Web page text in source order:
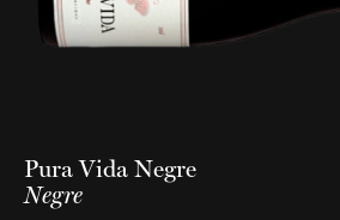
Pura Vida Negre
Negre